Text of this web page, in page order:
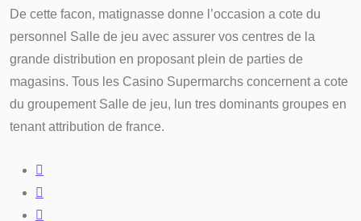
De cette facon, matignasse donne l’occasion a cote du
personnel Salle de jeu avec assurer vos centres de la
grande distribution en proposant plein de parties de
magasins. Tous les Casino Supermarchs concernent a cote
du groupement Salle de jeu, lun tres dominants groupes en
tenant attribution de france.